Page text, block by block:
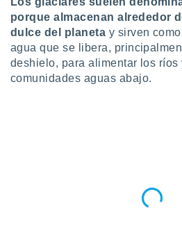
y
en
más
y
porque almacenan alrededor
dulce del planeta y sirven
agua que se libera,
deshielo, para alimentar los ríos
comunidades aguas abajo.